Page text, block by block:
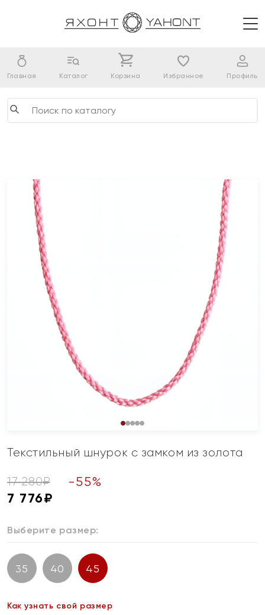
Главная Каталог Корзина Избранное Профиль
Текстильный шнурок с замком из золота
17 280₽ -55%
7 776₽
Выберите размер:
35 40 45
Как узнать свой размер